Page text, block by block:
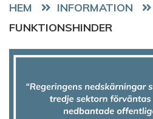
HEM
FUNKTIONSHINDER